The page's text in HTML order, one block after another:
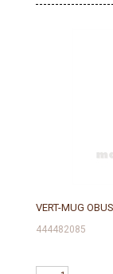
VERT-MUG
444482085